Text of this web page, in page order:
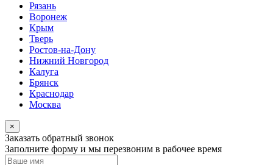
Рязань
Воронеж
Крым
Тверь
Ростов-на-Дону
Нижний Новгород
Калуга
Брянск
Краснодар
Москва
×
Заказать обратный звонок
Заполните форму и мы перезвоним в рабочее время